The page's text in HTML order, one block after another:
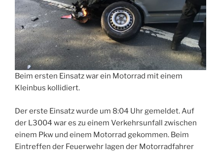
Beim ersten Einsatz war ein Motorrad mit einem
Kleinbus kollidiert.
Der erste Einsatz wurde um 8:04 Uhr gemeldet. Auf
der L3004 war es zu einem Verkehrsunfall zwischen
einem Pkw und einem Motorrad gekommen. Beim
Eintreffen der Feuerwehr lagen der Motorradfahrer